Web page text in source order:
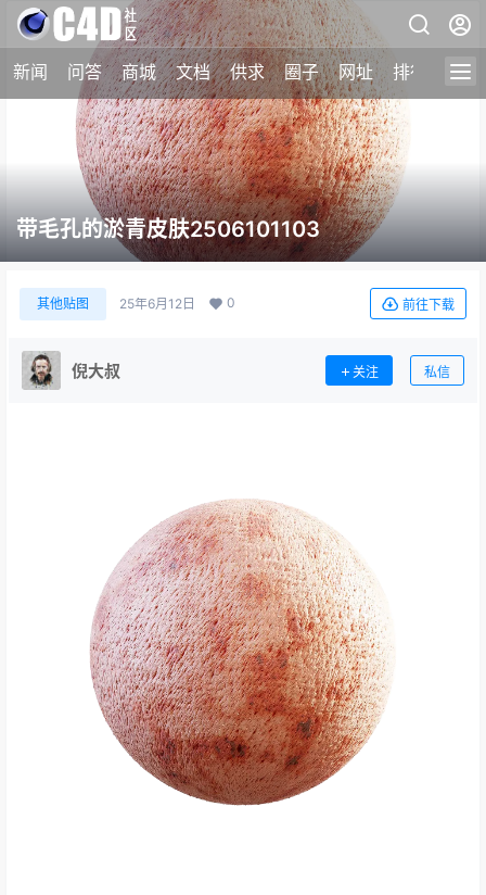
新闻 问答 商城 文档 供求 圈子 网址 排行榜
带毛孔的淤青皮肤2506101103
其他贴图 25年6月12日 0 前往下载
倪大叔 关注 私信